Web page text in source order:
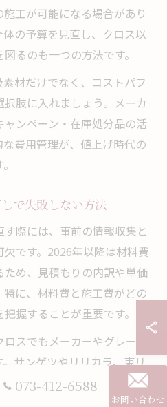
工が可能になる場合があり
の予算を見直し、クロス以
るのも一つの方法です。
材だけでなく、コストパフ
肢に入れましょう。メーカ
ンペーン・在庫処分品の活
費用管理が、値上げ時代の
で失敗しない方法
際には、事前の情報収集と
です。2026年以降は材料費
め、見積もりの内訳や単価
に、材料費と施工費がどの
握することが重要です。
スでもメーカーやグレード
サンゲツやリリカラ、東リ
するクロスの価格動向をチ
択を心がけましょう。
073-412-6588
お問い合わせ